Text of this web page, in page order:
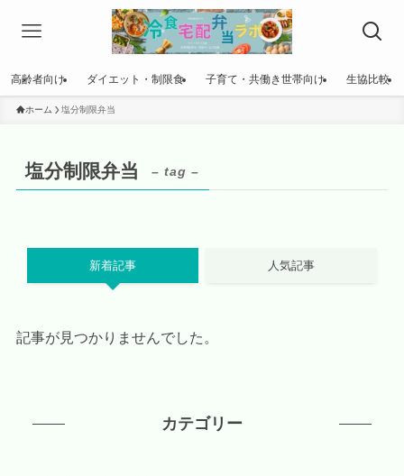
高齢者向け ダイエット・制限食 子育て・共働き世帯向け 生協比較
ホーム 塩分制限弁当
塩分制限弁当 – tag –
新着記事 人気記事
記事が見つかりませんでした。
カテゴリー